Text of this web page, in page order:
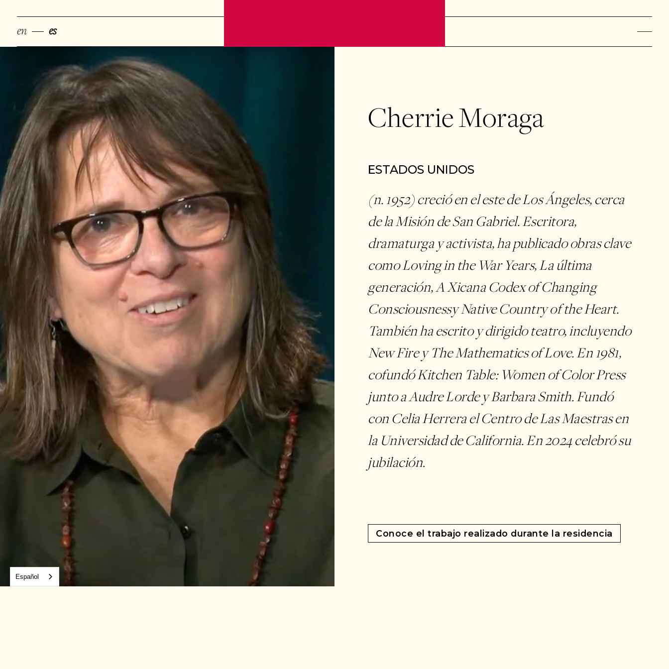
en es
Cherrie Moraga
ESTADOS UNIDOS
(n. 1952) creció en el este de Los Ángeles, cerca
de la Misión de San Gabriel. Escritora,
dramaturga y activista, ha publicado obras clave
como Loving in the War Years, La última
generación, A Xicana Codex of Changing
Consciousnessy Native Country of the Heart.
También ha escrito y dirigido teatro, incluyendo
New Fire y The Mathematics of Love. En 1981,
cofundó Kitchen Table: Women of Color Press
junto a Audre Lorde y Barbara Smith. Fundó
con Celia Herrera el Centro de Las Maestras en
la Universidad de California. En 2024 celebró su
jubilación.
Conoce el trabajo realizado durante la residencia
Español